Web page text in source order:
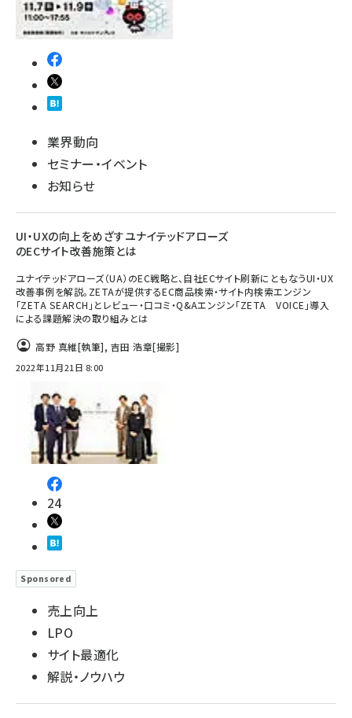
業界動向
セミナー・イベント
お知らせ
UI・UXの向上をめざすユナイテッドアローズ
のECサイト改善施策とは
ユナイテッドアローズ（UA）のEC戦略と、自社ECサイト刷新にともなうUI・UX
改善事例を解説。ZETAが提供するEC商品検索・サイト内検索エンジン
「ZETA SEARCH」とレビュー・口コミ・Q&Aエンジン「ZETA VOICE」導入
による課題解決の取り組みとは
高野 真維[執筆], 吉田 浩章[撮影]
2022年11月21日 8:00
24
Sponsored
売上向上
LPO
サイト最適化
解説・ノウハウ